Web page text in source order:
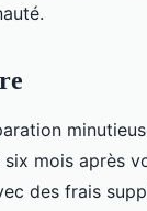
mois après
des frais